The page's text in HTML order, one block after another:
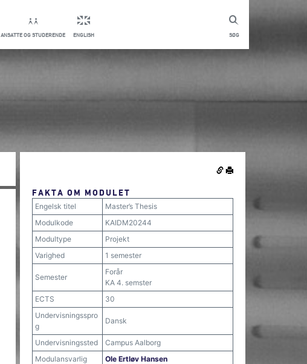
SØG
ANSATTE OG STUDERENDE ENGLISH
FAKTA OM MODULET
Engelsk titel
Master’s Thesis
Modulkode
KAIDM20244
Modultype
Projekt
Varighed
1 semester
Semester
Forår
KA 4. semster
ECTS
30
Undervisningsspro
g
Dansk
Undervisningssted
Campus Aalborg
Modulansvarlig
Ole Ertløv Hansen